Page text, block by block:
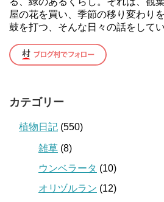
屋の花を買い、季節の移り変わり
鼓を打つ、そんな日々の話をしてい
カテゴリー
植物日記 (550)
雑草 (8)
ウンベラータ (10)
オリヅルラン (12)